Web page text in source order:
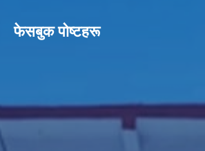
फेसबुक पाेष्टहरू